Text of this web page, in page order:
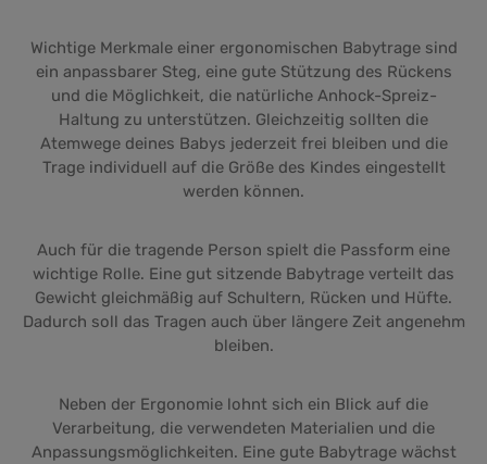
Wichtige Merkmale einer ergonomischen Babytrage sind
ein anpassbarer Steg, eine gute Stützung des Rückens
und die Möglichkeit, die natürliche Anhock-Spreiz-
Haltung zu unterstützen. Gleichzeitig sollten die
Atemwege deines Babys jederzeit frei bleiben und die
Trage individuell auf die Größe des Kindes eingestellt
werden können.
Auch für die tragende Person spielt die Passform eine
wichtige Rolle. Eine gut sitzende Babytrage verteilt das
Gewicht gleichmäßig auf Schultern, Rücken und Hüfte.
Dadurch soll das Tragen auch über längere Zeit angenehm
bleiben.
Neben der Ergonomie lohnt sich ein Blick auf die
Verarbeitung, die verwendeten Materialien und die
Anpassungsmöglichkeiten. Eine gute Babytrage wächst